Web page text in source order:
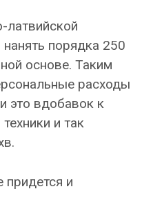
латвийской
порядка 250
основе. Таким
расходы
это вдобавок к
и так
придется и